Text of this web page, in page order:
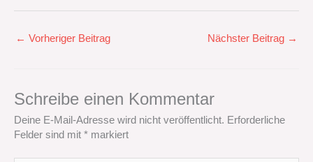
← Vorheriger Beitrag Nächster Beitrag →
Schreibe einen Kommentar
Deine E-Mail-Adresse wird nicht veröffentlicht. Erforderliche
Felder sind mit * markiert